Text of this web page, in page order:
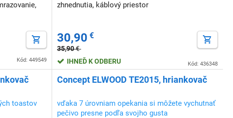
Kód: 449549
zhnednutia, káblový priestor
30,90 €
35,90€
Kód: 436348
IHNEĎ K ODBERU
toastov
Concept ELWOOD TE2015, hriankovač
vďaka 7 úrovniam opekania si môžete vychutnať
pečivo presne podľa svojho gusta